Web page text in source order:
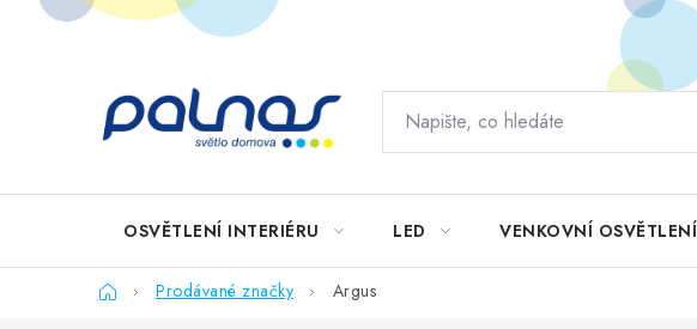
Přejít
OSVĚTLENÍ INTERIÉRU LED VENKOVNÍ OSVĚTLENÍ
DomůProdávané značky Argus